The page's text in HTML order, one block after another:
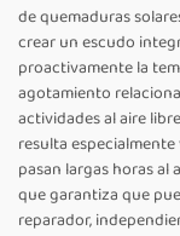
de quemaduras
crear un escudo
proactivamente la
agotamiento
actividades al aire
resulta
pasan largas horas al
que garantiza que
reparador,